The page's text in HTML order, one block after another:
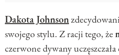
Dakota Johnson
swojego stylu. Z racji tego, że
czerwone dywany